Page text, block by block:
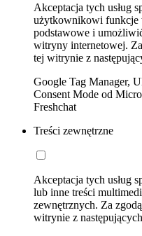
Akceptacja tych usług
użytkownikowi funkcje
podstawowe i
witryny internetowej.
tej witrynie z
Google Tag Manager,
Consent Mode od
Freshchat
Treści zewnętrzne
Akceptacja tych usług
lub inne treści
zewnętrznych. Za
witrynie z